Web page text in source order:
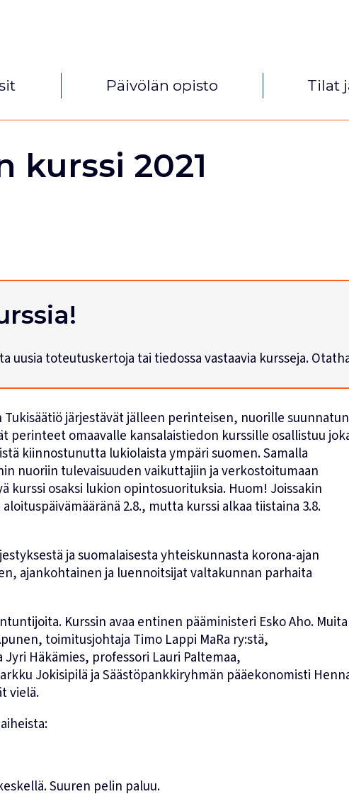
Päivölän opisto Tilat
kurssi 2021
uusia toteutuskertoja tai tiedossa vastaavia kursseja.
Tukisäätiö järjestävät jälleen perinteisen, nuorille suunnatun
perinteet omaavalle kansalaistiedon kurssille osallistuu
kiinnostunutta lukiolaista ympäri suomen. Samalla
nuoriin tulevaisuuden vaikuttajiin ja verkostoitumaan
kurssi osaksi lukion opintosuorituksia. Huom! Joissakin
2.8., mutta kurssi alkaa tiistaina 3.8.
ja suomalaisesta yhteiskunnasta korona-ajan
ajankohtainen ja luennoitsijat valtakunnan parhaita
Kurssin avaa entinen pääministeri Esko Aho. Muita
toimitusjohtaja Timo Lappi MaRa ry:stä,
Häkämies, professori Lauri Paltemaa,
Jokisipilä ja Säästöpankkiryhmän pääekonomisti
vielä.
Suuren pelin paluu.